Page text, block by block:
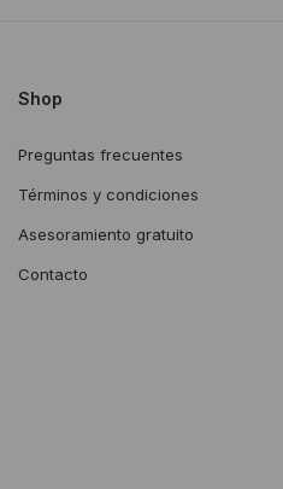
Shop
Preguntas frecuentes
Términos y condiciones
Asesoramiento gratuito
Contacto